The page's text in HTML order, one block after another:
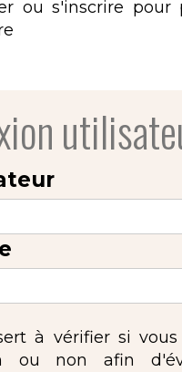
ou s'inscrire pour
à vérifier si
ou non afin